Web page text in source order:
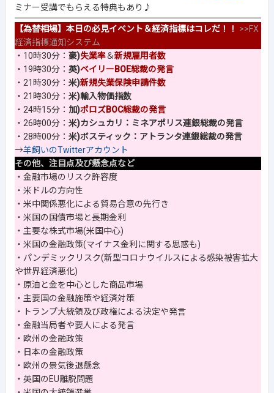
ミナー受講でもらえる特典もあり♪
【為替相場】本日の必見イベント＆経済指標はコレだ！！ >>FX
経済指標通知システム
・10時30分： 豪)失業率＆新規雇用者数
・19時30分： 英)ベイリーBOE総裁の発言
・21時30分： 米)新規失業保険申請件数
・21時30分： 米)輸入物価指数
・24時15分： 加)ポロズBOC総裁の発言
・26時00分： 米)カシュカリ：ミネアポリス連銀総裁の発言
・28時00分： 米)ボスティック：アトランタ連銀総裁の発言
→羊飼いのTwitterアカウント
その他、注目点及び懸念点など
・金融市場のリスク許容度
・米ドルの方向性
・米中関係悪化による貿易合意の先行き
・米国の国債市場と長期金利
・主要な株式市場(米国中心)
・米国の金融政策(マイナス金利に関する思惑も)
・パンデミックリスク(新型コロナウイルスによる感染被害拡大
や世界経済悪化)
・原油と金を中心とした商品市場
・主要国の金融施策や経済対策
・トランプ大統領及び政権による決定や発言
・金融当局者や要人による発言
・欧州の金融政策
・日本の金融政策
・欧州の景気後退懸念
・英国のEU離脱問題